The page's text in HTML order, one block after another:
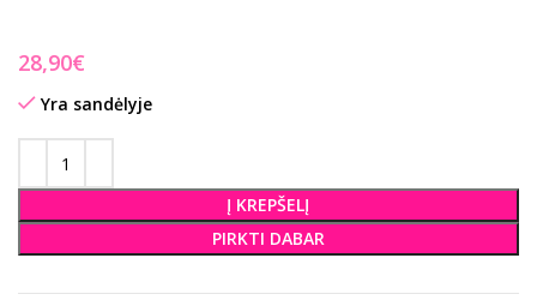
€
Yra sandėlyje
Į KREPŠELĮ
PIRKTI DABAR